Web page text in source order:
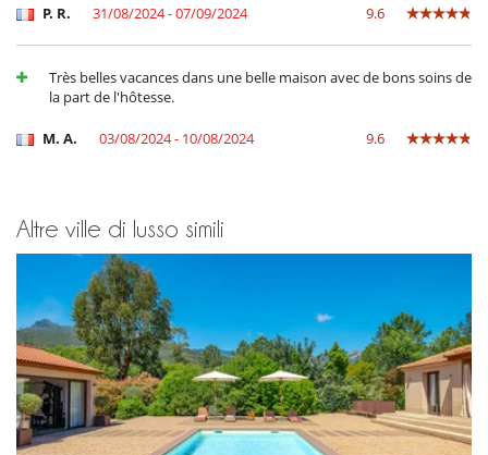
P. R. 31/08/2024 - 07/09/2024 9.6
Très belles vacances dans une belle maison avec de bons soins de
la part de l'hôtesse.
M. A. 03/08/2024 - 10/08/2024 9.6
Altre ville di lusso simili